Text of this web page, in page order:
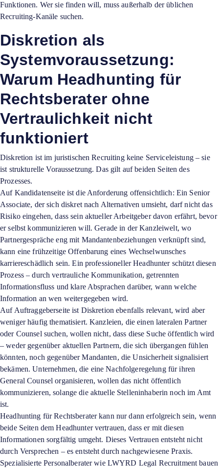
Funktionen. Wer sie finden will, muss außerhalb der üblichen
Recruiting-Kanäle suchen.
Diskretion als
Systemvoraussetzung:
Warum Headhunting für
Rechtsberater ohne
Vertraulichkeit nicht
funktioniert
Diskretion ist im juristischen Recruiting keine Serviceleistung – sie
ist strukturelle Voraussetzung. Das gilt auf beiden Seiten des
Prozesses.
Auf Kandidatenseite ist die Anforderung offensichtlich: Ein Senior
Associate, der sich diskret nach Alternativen umsieht, darf nicht das
Risiko eingehen, dass sein aktueller Arbeitgeber davon erfährt, bevor
er selbst kommunizieren will. Gerade in der Kanzleiwelt, wo
Partnergespräche eng mit Mandantenbeziehungen verknüpft sind,
kann eine frühzeitige Offenbarung eines Wechselwunsches
karriereschädlich sein. Ein professioneller Headhunter schützt diesen
Prozess – durch vertrauliche Kommunikation, getrennten
Informationsfluss und klare Absprachen darüber, wann welche
Information an wen weitergegeben wird.
Auf Auftraggeberseite ist Diskretion ebenfalls relevant, wird aber
weniger häufig thematisiert. Kanzleien, die einen lateralen Partner
oder Counsel suchen, wollen nicht, dass diese Suche öffentlich wird
– weder gegenüber aktuellen Partnern, die sich übergangen fühlen
könnten, noch gegenüber Mandanten, die Unsicherheit signalisiert
bekämen. Unternehmen, die eine Nachfolgeregelung für ihren
General Counsel organisieren, wollen das nicht öffentlich
kommunizieren, solange die aktuelle Stelleninhaberin noch im Amt
ist.
Headhunting für Rechtsberater kann nur dann erfolgreich sein, wenn
beide Seiten dem Headhunter vertrauen, dass er mit diesen
Informationen sorgfältig umgeht. Dieses Vertrauen entsteht nicht
durch Versprechen – es entsteht durch nachgewiesene Praxis.
Spezialisierte Personalberater wie LWYRD Legal Recruitment bauen